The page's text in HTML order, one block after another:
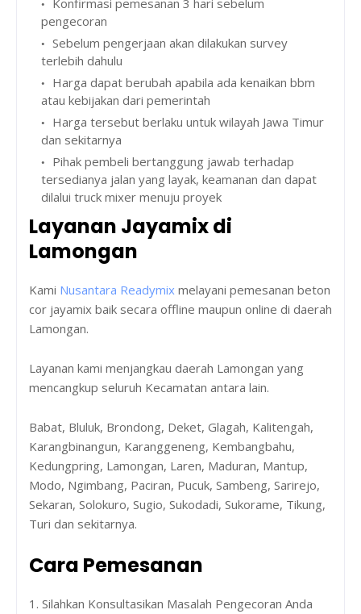
Konfirmasi pemesanan 3 hari sebelum
pengecoran
Sebelum pengerjaan akan dilakukan survey
terlebih dahulu
Harga dapat berubah apabila ada kenaikan bbm
atau kebijakan dari pemerintah
Harga tersebut berlaku untuk wilayah Jawa Timur
dan sekitarnya
Pihak pembeli bertanggung jawab terhadap
tersedianya jalan yang layak, keamanan dan dapat
dilalui truck mixer menuju proyek
Layanan Jayamix di
Lamongan
Kami Nusantara Readymix melayani pemesanan beton
cor jayamix baik secara offline maupun online di daerah
Lamongan.
Layanan kami menjangkau daerah Lamongan yang
mencangkup seluruh Kecamatan antara lain.
Babat, Bluluk, Brondong, Deket, Glagah, Kalitengah,
Karangbinangun, Karanggeneng, Kembangbahu,
Kedungpring, Lamongan, Laren, Maduran, Mantup,
Modo, Ngimbang, Paciran, Pucuk, Sambeng, Sarirejo,
Sekaran, Solokuro, Sugio, Sukodadi, Sukorame, Tikung,
Turi dan sekitarnya.
Cara Pemesanan
1. Silahkan Konsultasikan Masalah Pengecoran Anda